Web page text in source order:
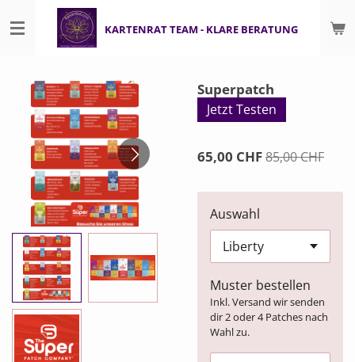
Hauptinhalt
KARTENRAT TEAM - KLARE BERATUNG
Superpatch
Jetzt Testen
65,00 CHF85,00 CHF
Auswahl
Muster bestellen
Inkl. Versand wir senden
dir 2 oder 4 Patches nach
Wahl zu.